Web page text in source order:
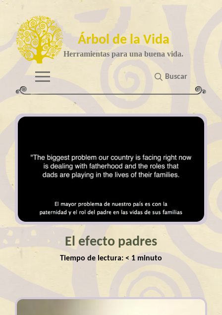
Árbol de la Vida
Herramientas para una buena vida.
Buscar
El efecto padres
Tiempo de lectura: < 1 minuto